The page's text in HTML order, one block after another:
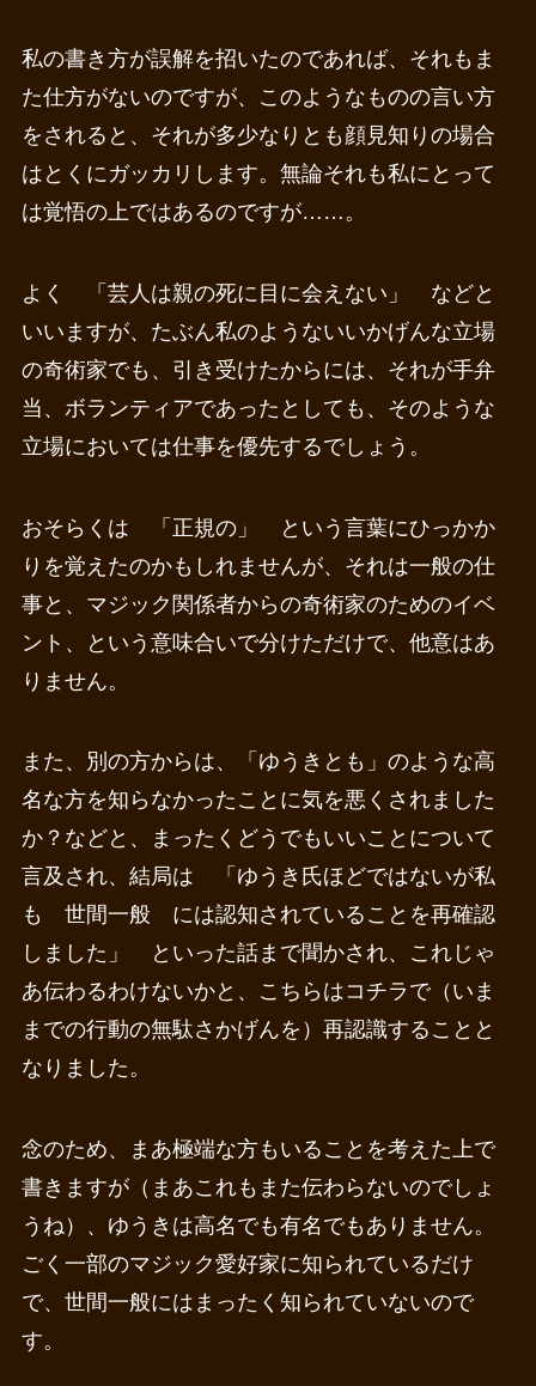
私の書き方が誤解を招いたのであれば、それもま
た仕方がないのですが、このようなものの言い方
をされると、それが多少なりとも顔見知りの場合
はとくにガッカリします。無論それも私にとって
は覚悟の上ではあるのですが……。
よく 「芸人は親の死に目に会えない」 などと
いいますが、たぶん私のようないいかげんな立場
の奇術家でも、引き受けたからには、それが手弁
当、ボランティアであったとしても、そのような
立場においては仕事を優先するでしょう。
おそらくは 「正規の」 という言葉にひっかか
りを覚えたのかもしれませんが、それは一般の仕
事と、マジック関係者からの奇術家のためのイベ
ント、という意味合いで分けただけで、他意はあ
りません。
また、別の方からは、「ゆうきとも」のような高
名な方を知らなかったことに気を悪くされました
か？などと、まったくどうでもいいことについて
言及され、結局は 「ゆうき氏ほどではないが私
も 世間一般 には認知されていることを再確認
しました」 といった話まで聞かされ、これじゃ
あ伝わるわけないかと、こちらはコチラで（いま
までの行動の無駄さかげんを）再認識することと
なりました。
念のため、まあ極端な方もいることを考えた上で
書きますが（まあこれもまた伝わらないのでしょ
うね）、ゆうきは高名でも有名でもありません。
ごく一部のマジック愛好家に知られているだけ
で、世間一般にはまったく知られていないので
す。